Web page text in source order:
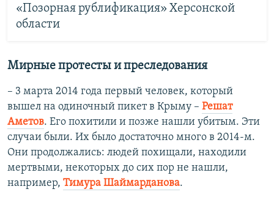
«Позорная рублификация» Херсонской
области
Мирные протесты и преследования
– 3 марта 2014 года первый человек, который
вышел на одиночный пикет в Крыму – Решат
Аметов. Его похитили и позже нашли убитым. Эти
случаи были. Их было достаточно много в 2014-м.
Они продолжались: людей похищали, находили
мертвыми, некоторых до сих пор не нашли,
например, Тимура Шаймарданова.